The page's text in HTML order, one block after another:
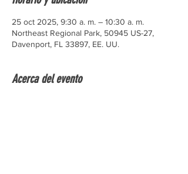
25 oct 2025, 9:30 a. m. – 10:30 a. m.
Northeast Regional Park, 50945 US-27,
Davenport, FL 33897, EE. UU.
Acerca del evento